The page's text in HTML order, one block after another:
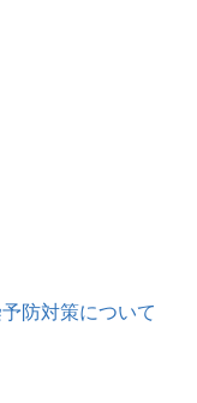
防対策について